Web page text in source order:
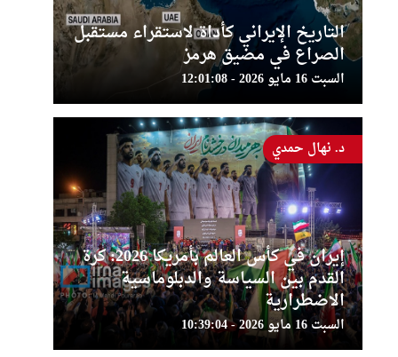
التاريخ الإيراني كأداة لاستقراء مستقبل
الصراع في مضيق هرمز
السبت 16 مايو 2026 - 12:01:08
إيران في كأس العالم بأمريكا 2026: كرة
القدم بين السياسة والدبلوماسية
الاضطرارية
السبت 16 مايو 2026 - 10:39:04
د. نهال حمدي